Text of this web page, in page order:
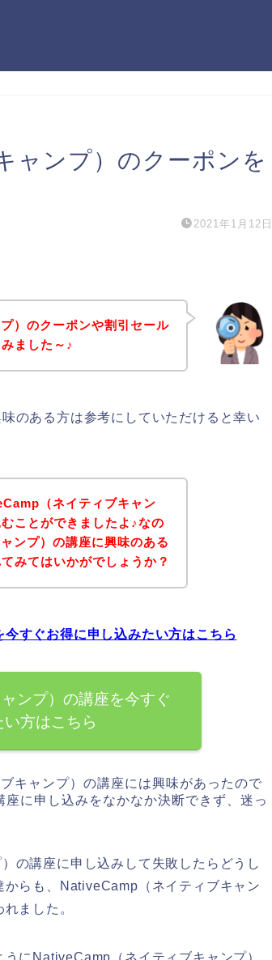
ャンプ）のクーポンを
2021年1月12日
）のクーポンや割引セール
ました～♪
のある方は参考にしていただけると幸い
（ネイティブキャン
ことができましたよ♪なの
ンプ）の講座に興味のある
みてはいかがでしょうか？
すぐお得に申し込みたい方はこちら
ンプ）の講座を今すぐ
方はこちら
キャンプ）の講座には興味があったので
に申し込みをなかなか決断できず、迷っ
の講座に申し込みして失敗したらどうし
らも、NativeCamp（ネイティブキャン
ました。
にNativeCamp（ネイティブキャンプ）